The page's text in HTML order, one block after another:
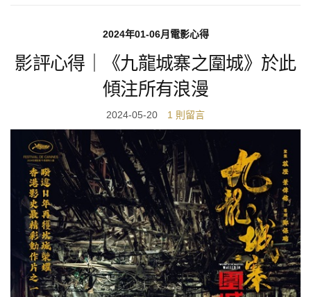
2024年01-06月電影心得
影評心得｜《九龍城寨之圍城》於此
傾注所有浪漫
2024-05-20 1 則留言